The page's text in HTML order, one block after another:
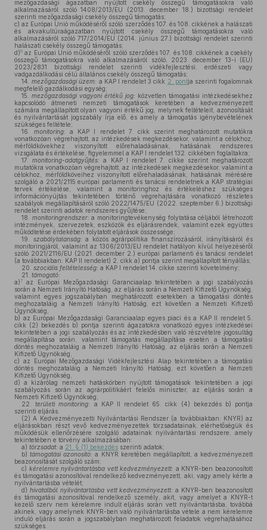
mezőgazdasági ágazatban nyújtott csekély összegű támogatásokra való
alkalmazásáról szóló 1408/2013/EU (2013. december 18.) bizottsági rendelet
szerinti mezőgazdasági csekély összegű támogatás;
c) az Európai Unió működéséről szóló szerződés 107. és 108. cikkének a halászati
és akvakultúraágazatban nyújtott csekély összegű támogatásokra való
alkalmazásáról szóló 717/2014/EU (2014. június 27.) bizottsági rendelet szerinti
halászati csekély összegű támogatás;
d)6 az Európai Unió működéséről szóló szerződés 107. és 108. cikkének a csekély
összegű támogatásokra való alkalmazásáról szóló, 2023. december 13-i (EU)
2023/2831 bizottsági rendelet szerinti vidékfejlesztési, erdészeti vagy
vadgazdálkodási célú általános csekély összegű támogatás;
14. mezőgazdasági üzem: a KAP I rendelet 3 cikk 2. pontja szerinti fogalomnak
megfelelő gazdálkodási egység;
15.
mezőgazdasági vagyoni értékű jog: közvetlen támogatási intézkedésekhez
kapcsolódó átmeneti nemzeti támogatások keretében a kedvezményezett
számára megállapított olyan vagyoni értékű jog, melynek feltételeit, azonosítását
és nyilvántartását jogszabály írja elő, és amely a támogatás igénybevételének
szükséges feltétele;
16.
monitoring: a KAP I rendelet 7. cikk szerint meghatározott mutatókra
vonatkozóan végrehajtott, az intézkedések megkezdésekor, valamint a célokhoz,
mérföldkövekhez viszonyított előrehaladásának, hatásának rendszeres
vizsgálata és értékelése, figyelemmel a KAP I rendelet 132. cikkében foglaltakra;
17.
monitoring-adatgyűjtés: a KAP I rendelet 7. cikke szerint meghatározott
mutatókra vonatkozóan végrehajtott, az intézkedések megkezdésekor, valamint a
célokhoz, mérföldköveihez viszonyított előrehaladásának, hatásának mérésére
szolgáló a 2021/2115 európai parlamenti és tanácsi rendeletnek a KAP stratégiai
tervek értékelése, valamint a monitoringhoz és értékeléshez szükséges
információnyújtás tekintetében történő végrehajtására vonatkozó részletes
szabályok megállapításáról szóló 2022/1475/EU (2022. szeptember 6.) bizottsági
rendelet szerinti adatok rendszeres gyűjtése;
18.
monitoringrendszer: a monitoringtevékenység folytatása céljából létrehozott
intézmények, szervezetek, eszközök és eljárásrendek, valamint ezek együttes
működtetése érdekében folytatott eljárások összessége;
19.
szabálytalanság: a közös agrárpolitika finanszírozásáról, irányításáról és
monitoringjáról, valamint az 1306/2013/EU rendelet hatályon kívül helyezéséről
szóló 2021/2116/EU (2021. december 2.) európai parlamenti és tanácsi rendelet
(a továbbiakban: KAP II rendelet) 2. cikk a) pontja szerint megállapított tényállás;
20. szociális feltételesség: a KAP I rendelet 14. cikke szerinti követelmény;
21. támogató:
a)7
az Európai Mezőgazdasági Garanciaalap tekintetében a jogi szabályozás
során a Nemzeti Irányító Hatóság, az eljárás során a Nemzeti Kifizető Ügynökség,
valamint egyes jogszabályban meghatározott esetekben a támogatási döntés
meghozataláig a Nemzeti Irányító Hatóság, ezt követően a Nemzeti Kifizető
Ügynökség,
b) az Európai Mezőgazdasági Garanciaalap egyes piaci és a KAP II rendelet 5.
cikk (2) bekezdés b) pontja szerinti ágazatokra vonatkozó egyes intézkedései
tekintetében a jogi szabályozás és az intézkedésben való részvételre jogosultág
megállapítása során, valamint támogatás megállapítása esetén a támogatási
döntés meghozataláig a Nemzeti Irányító Hatóság, az eljárás során a Nemzeti
Kifizető Ügynökség,
c) az Európai Mezőgazdasági Vidékfejlesztési Alap tekintetében a támogatási
döntés meghozataláig a Nemzeti Irányító Hatóság, ezt követően a Nemzeti
Kifizető Ügynökség,
d) a kizárólag nemzeti hatáskörben nyújtott támogatások tekintetében a jogi
szabályozás során az agrárpolitikáért felelős miniszter, az eljárás során a
Nemzeti Kifizető Ügynökség;
22.
területi monitoring:
a KAP II rendelet 65. cikk (4) bekezdés b) pontja
szerinti eljárás.
(2) A Kedvezményezetti Nyilvántartási Rendszer (a továbbiakban: KNYR) az
eljárásokban részt vevő kedvezményezettek törzsadatainak, elérhetőségük és
működésük ellenőrzésére szolgáló adatainak nyilvántartási rendszere, amely
tekintetében e törvény alkalmazásában:
a) törzsadat: a 21. § (1) bekezdés szerinti adatok;
b) támogatási azonosító: a KNYR keretében megállapított, a kedvezményezett
beazonosítását szolgáló szám;
c) kérelemre nyilvántartásba vett kedvezményezett: a KNYR-ben beazonosított
és támogatási azonosítóval rendelkező kedvezményezett, aki, vagy amely kérte a
nyilvántartásba vételét;
d) hivatalból nyilvántartásba vett kedvezményezett: a KNYR-ben beazonosított
és támogatási azonosítóval rendelkező személy, akit, vagy amelyet a KNYR-t
kezelő szerv nem kérelemre indult eljárás során vett nyilvántartásba, továbbá
akinek, vagy amelynek KNYR-ben való nyilvántartásba vétele a nem kérelemre
induló eljárás során a jogszabályban meghatározott feladatok végrehajtásához
szükséges.